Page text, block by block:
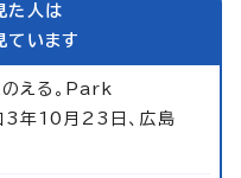
た人は
ています
のえる。Park
3年10月23日、広島